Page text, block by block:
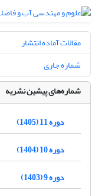
مقالات آماده انتشار
شماره جاری
شماره‌های پیشین نشریه
دوره 11 (1405)
دوره 10 (1404)
دوره 9 (1403)